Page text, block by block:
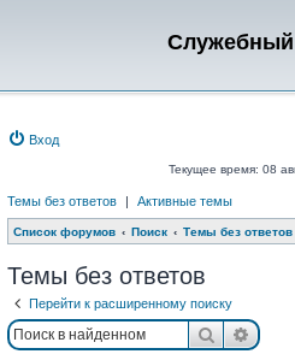
Вход
Текущее время: 08
Темы без ответов | Активные темы
Список форумов Поиск Темы без ответов
Темы без ответов
Перейти к расширенному поиску
Поиск